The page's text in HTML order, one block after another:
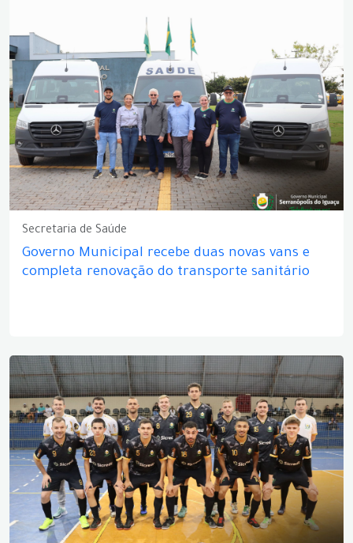
Secretaria de Saúde
Governo Municipal recebe duas novas vans e
completa renovação do transporte sanitário